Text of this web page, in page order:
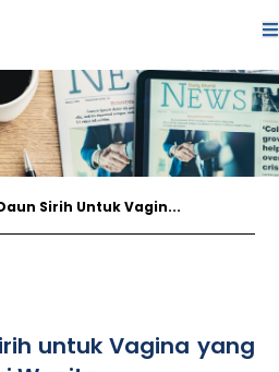
Sirih Untuk Vagin...
untuk Vagina yang